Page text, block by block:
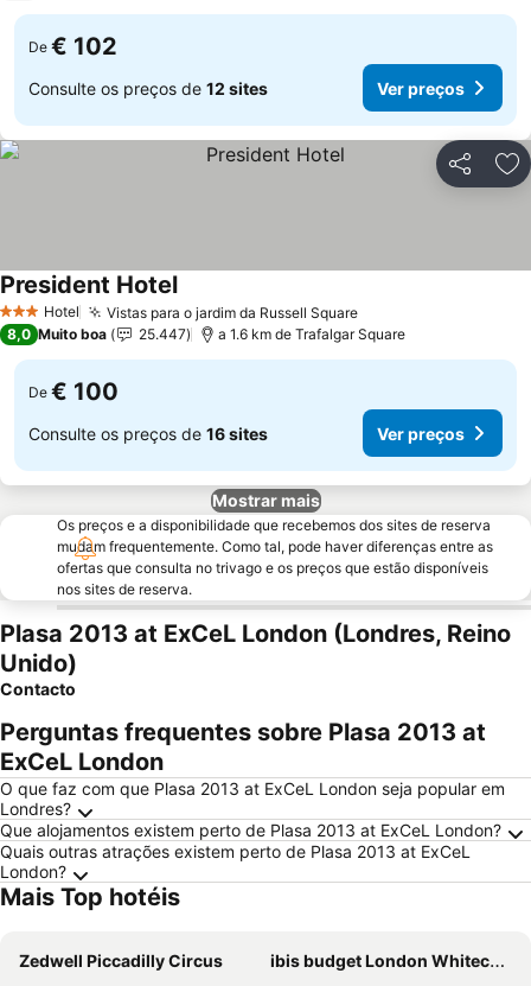
De € 102
Consulte os preços de 12 sites Ver preços
Partilhar
3 EstrelasHotel Vistas para o jardim da Russell Square
President Hotel
8,0 Muito boa 25.447 a 1.6 km de Trafalgar Square
De € 100
Consulte os preços de 16 sites Ver preços
Mostrar mais
Os preços e a disponibilidade que recebemos dos sites de reserva
mudam frequentemente. Como tal, pode haver diferenças entre as
ofertas que consulta no trivago e os preços que estão disponíveis
nos sites de reserva.
Plasa 2013 at ExCeL London (Londres, Reino
Unido)
Contacto
Perguntas frequentes sobre Plasa 2013 at
ExCeL London
O que faz com que Plasa 2013 at ExCeL London seja popular em
Londres?
Que alojamentos existem perto de Plasa 2013 at ExCeL London?
Quais outras atrações existem perto de Plasa 2013 at ExCeL
London?
Mais Top hotéis
Zedwell Piccadilly Circus
ibis budget London Whitechapel - Brick Lane